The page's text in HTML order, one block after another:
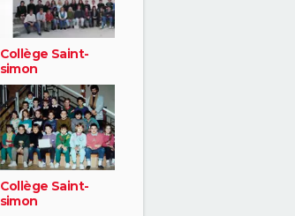
Collège Saint-
simon
Collège Saint-
simon